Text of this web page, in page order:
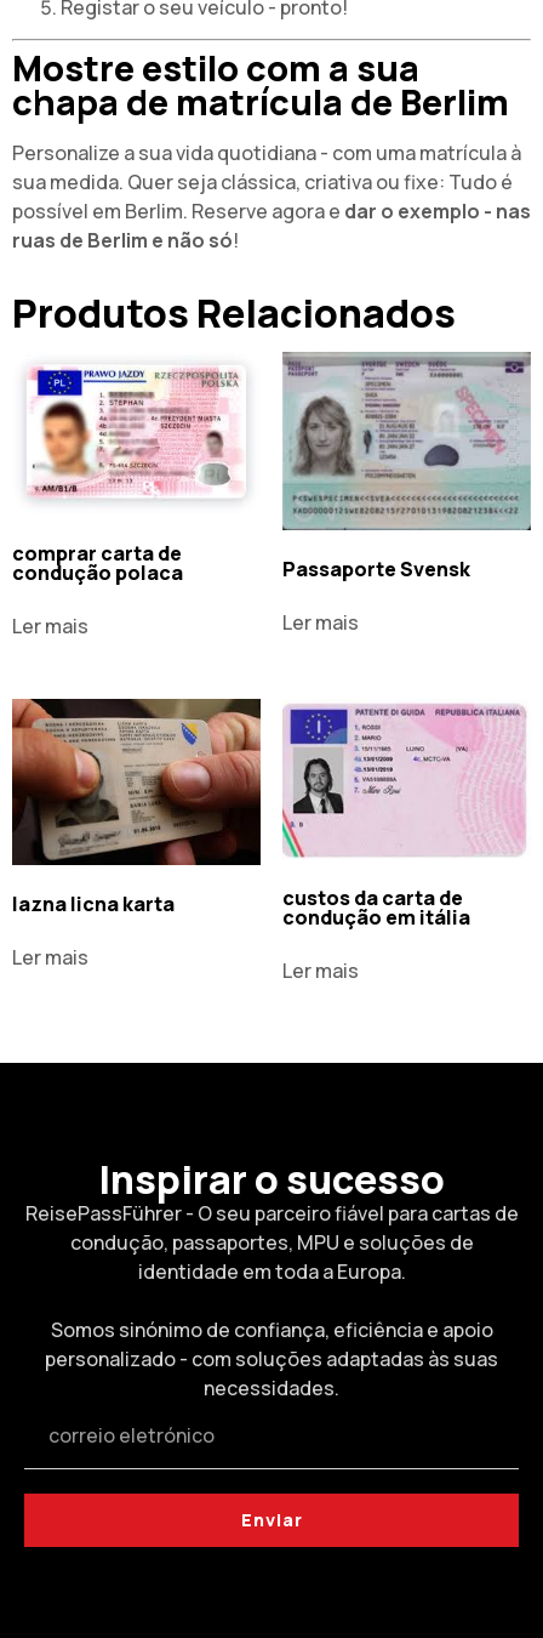
Registar o seu veículo - pronto!
Mostre estilo com a sua
chapa de matrícula de Berlim
Personalize a sua vida quotidiana - com uma matrícula à
sua medida. Quer seja clássica, criativa ou fixe: Tudo é
possível em Berlim. Reserve agora e dar o exemplo - nas
ruas de Berlim e não só!
Produtos Relacionados
comprar carta de
condução polaca
Ler mais
Passaporte Svensk
Ler mais
lazna licna karta
Ler mais
custos da carta de
condução em itália
Ler mais
Inspirar o sucesso
ReisePassFührer - O seu parceiro fiável para cartas de
condução, passaportes, MPU e soluções de
identidade em toda a Europa.
Somos sinónimo de confiança, eficiência e apoio
personalizado - com soluções adaptadas às suas
necessidades.
Enviar